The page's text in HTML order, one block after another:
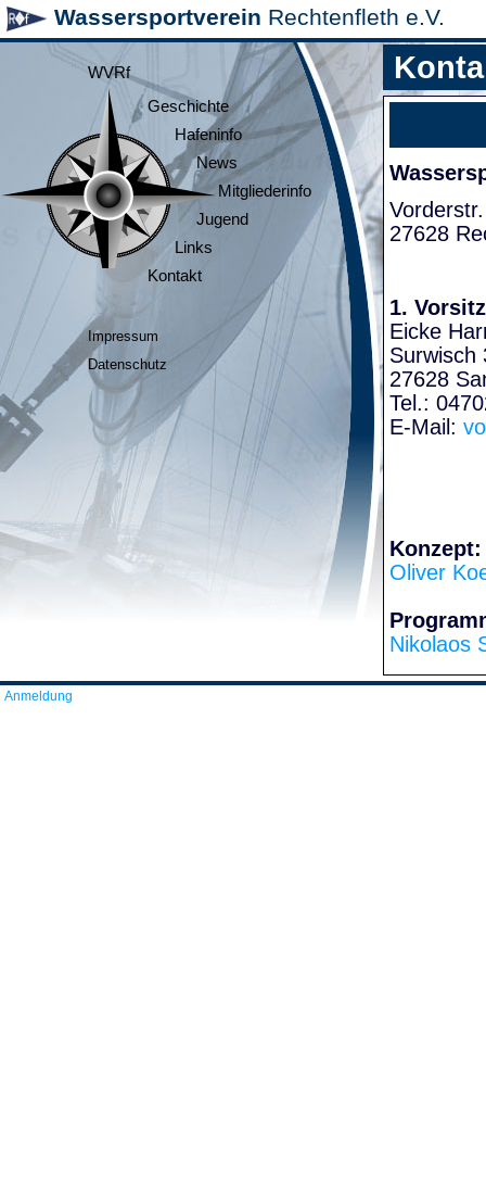
Wassersportverein Rechtenfleth e.V.
WVRf
Geschichte
Hafeninfo
News
Mitgliederinfo
Jugend
Links
Kontakt
Impressum
Datenschutz
27628
1.
Eicke
Surwisch
27628
Tel.:
E-Mail:
Konzept:
Oliver
Nikolaos
Anmeldung